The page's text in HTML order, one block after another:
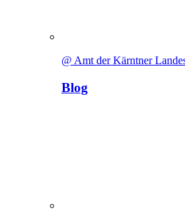
@ Amt der Kärntner
Blog